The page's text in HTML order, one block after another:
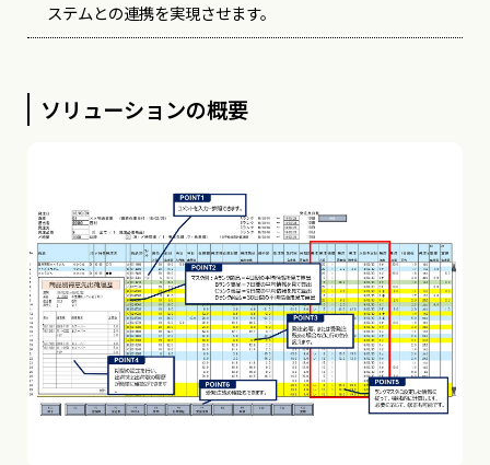
ステムとの連携を実現させます。
ソリューションの概要